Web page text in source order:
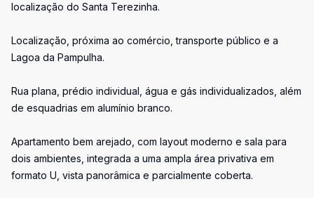
localização do Santa Terezinha.
Localização, próxima ao comércio, transporte público e a
Lagoa da Pampulha.
Rua plana, prédio individual, água e gás individualizados, além
de esquadrias em alumínio branco.
Apartamento bem arejado, com layout moderno e sala para
dois ambientes, integrada a uma ampla área privativa em
formato U, vista panorâmica e parcialmente coberta.